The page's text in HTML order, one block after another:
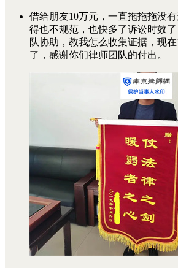
借给朋友10万元，一直拖拖拖没
得也不规范，也快多了诉讼时效
队协助，教我怎么收集证据，现
了，感谢你们律师团队的付出。